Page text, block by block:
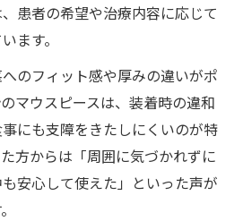
患者の希望や治療内容に応じて
ます。
のフィット感や厚みの違いがポ
マウスピースは、装着時の違和
にも支障をきたしにくいのが特
方からは「周囲に気づかれずに
安心して使えた」といった声が